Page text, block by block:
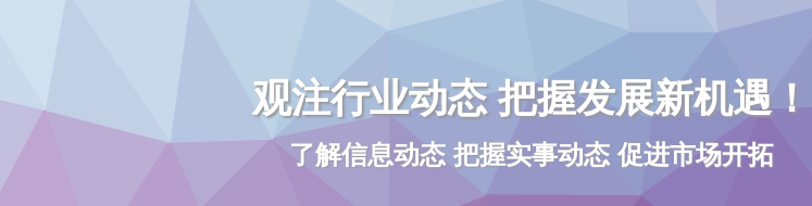
观注行业动态 把握发展新机遇！
了解信息动态 把握实事动态 促进市场开拓